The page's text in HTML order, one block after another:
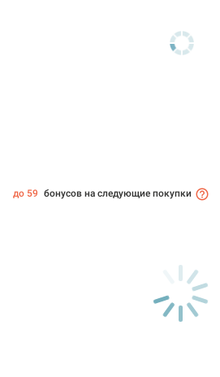
до 59 бонусов на следующие покупки